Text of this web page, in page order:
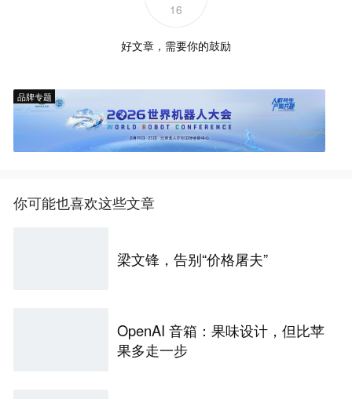
16
好文章，需要你的鼓励
品牌专题
你可能也喜欢这些文章
梁文锋，告别“价格屠夫”
OpenAI 音箱：果味设计，但比苹
果多走一步